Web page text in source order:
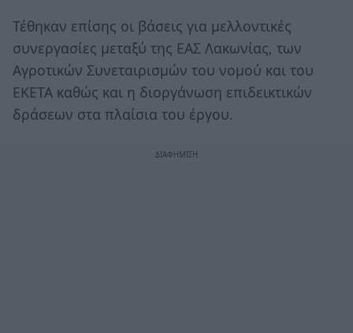
Τέθηκαν επίσης οι βάσεις για μελλοντικές
συνεργασίες μεταξύ της ΕΑΣ Λακωνίας, των
Αγροτικών Συνεταιρισμών του νομού και του
ΕΚΕΤΑ καθώς και η διοργάνωση επιδεικτικών
δράσεων στα πλαίσια του έργου.